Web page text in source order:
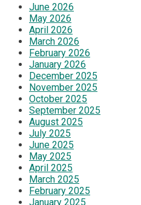
June 2026
May 2026
April 2026
March 2026
February 2026
January 2026
December 2025
November 2025
October 2025
September 2025
August 2025
July 2025
June 2025
May 2025
April 2025
March 2025
February 2025
January 2025